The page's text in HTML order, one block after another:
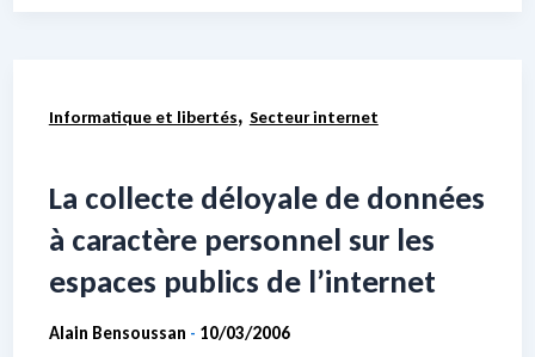
Informatique et libertés, Secteur internet
La collecte déloyale de données
à caractère personnel sur les
espaces publics de l’internet
Alain Bensoussan - 10/03/2006